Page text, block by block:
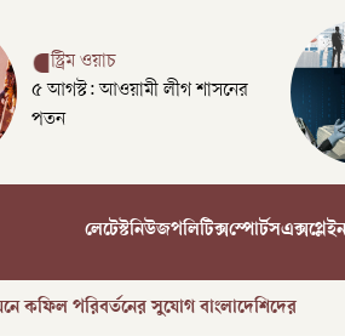
স্ট্রিম ওয়াচ
৫ আগস্ট: আওয়ামী লীগ শাসনের
পতন
লেটেস্টনিউজপলিটিক্সস্পোর্টস
যেকোনো মূল্যে রক্ষা করতে হবে: প্রধানমন্ত্রী
অভয়ারণ্যে পরিণত করা হচ্ছে: নাহিদ ইসলাম
কফিল পরিবর্তনের সুযোগ বাংলাদেশিদের